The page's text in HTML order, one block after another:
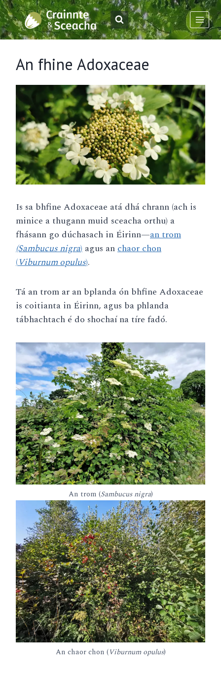
Skip
to
content
An fhine Adoxaceae
Is sa bhfine Adoxaceae atá dhá chrann (ach is
minice a thugann muid sceacha orthu) a
fhásann go dúchasach in Éirinn—an trom
(Sambucus nigra) agus anchaor chon
(Viburnum opulus).
Tá an trom ar an bplanda ón bhfine Adoxaceae
is coitianta in Éirinn, agus ba phlanda
tábhachtach é do shochaí na tíre fadó.
An trom (Sambucus nigra)
An chaor chon (Viburnum opulus)